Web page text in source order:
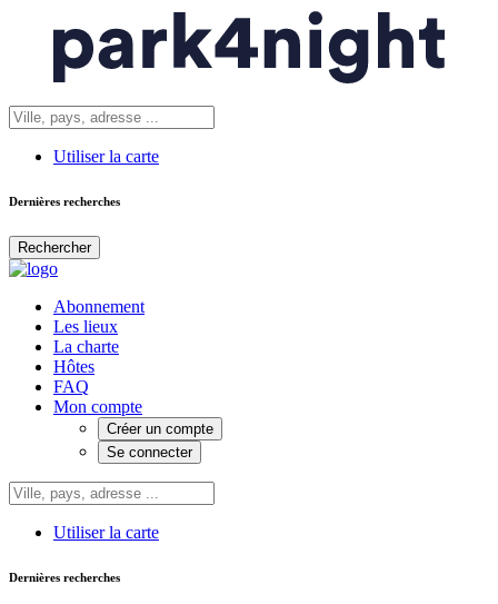
Utiliser la carte
Dernières recherches
Rechercher
Abonnement
Les lieux
La charte
Hôtes
FAQ
Mon compte
Créer un compte
Se connecter
Utiliser la carte
Dernières recherches